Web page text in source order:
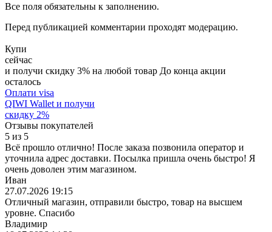
Все поля обязательны к заполнению.
Перед публикацией комментарии проходят модерацию.
Купи
сейчас
и получи скидку 3% на любой товар До конца акции
осталось
Оплати visa
QIWI Wallet и получи
скидку 2%
Отзывы покупателей
5 из 5
Всё прошло отлично! После заказа позвонила оператор и
уточнила адрес доставки. Посылка пришла очень быстро! Я
очень доволен этим магазином.
Иван
27.07.2026 19:15
Отличный магазин, отправили быстро, товар на высшем
уровне. Спасибо
Владимир